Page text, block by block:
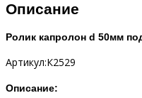
Описание
Ролик капролон d 50мм
Артикул:К2529
Описание: